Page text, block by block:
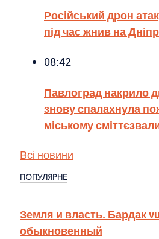
Російський дрон
під час жнив на
08:42
Павлоград накрило
знову спалахнула
міському
Всі новини
ПОПУЛЯРНЕ
Земля и власть. Бардак
обыкновенный